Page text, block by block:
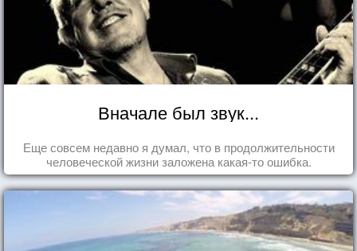
Вначале был звук...
Еще совсем недавно я думал, что в продолжительности
человеческой жизни заложена какая-то ошибка.